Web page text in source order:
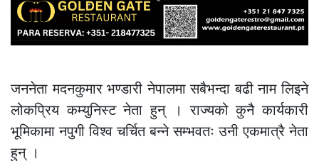
जननेता मदनकुमार भण्डारी नेपालमा सबैभन्दा बढी नाम लिइने
लोकप्रिय कम्युनिस्ट नेता हुन् । राज्यको कुनै कार्यकारी
भूमिकामा नपुगी विश्व चर्चित बन्ने सम्भवतः उनी एकमात्रै नेता
हुन् ।